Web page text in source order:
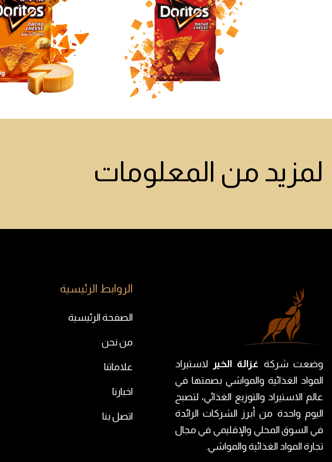
لمزيد من المعلومات
وضعت شركة غزالة الخير
لاستيراد
المواد الغذائية والمواشي بصمتها في
عالم الاستيراد والتوزيع الغذائي، لتصبح
اليوم واحدة من أبرز الشركات الرائدة
في السوق المحلي والإقليمي في مجال
تجارة المواد الغذائية والمواشي.
الروابط الرئيسية
الصفحة الرئيسية
من نحن
علاماتنا
اخبارنا
اتصل بنا